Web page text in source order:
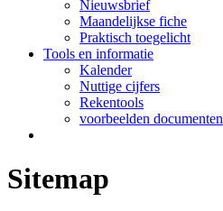
Nieuwsbrief
Maandelijkse fiche
Praktisch toegelicht
Tools en informatie
Kalender
Nuttige cijfers
Rekentools
voorbeelden documenten
Sitemap